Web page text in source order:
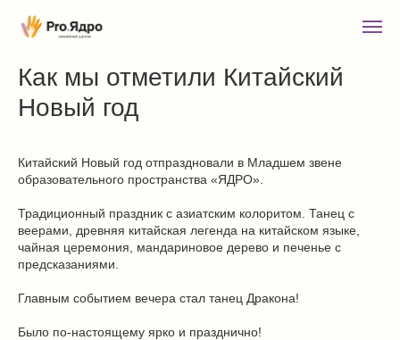
Как мы отметили Китайский
Новый год
Китайский Новый год отпраздновали в Младшем звене
образовательного пространства «ЯДРО».
Традиционный праздник с азиатским колоритом. Танец с
веерами, древняя китайская легенда на китайском языке,
чайная церемония, мандариновое дерево и печенье с
предсказаниями.
Главным событием вечера стал танец Дракона!
Было по-настоящему ярко и празднично!